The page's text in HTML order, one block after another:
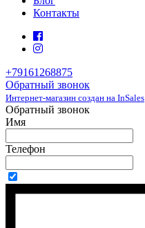
Контакты
+79161268875
Обратный звонок
Интернет-магазин создан на InSales
Обратный звонок
Имя
Телефон